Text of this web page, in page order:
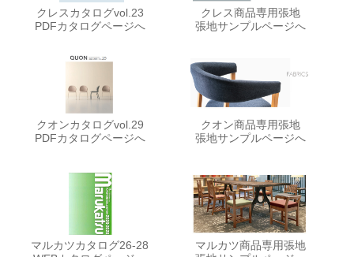
クレスカタログvol.23
PDFカタログページへ
クレス商品専用張地
張地サンプルページへ
クオンカタログvol.29
PDFカタログページへ
クオン商品専用張地
張地サンプルページへ
マルカツカタログ26-28
マルカツ商品専用張地